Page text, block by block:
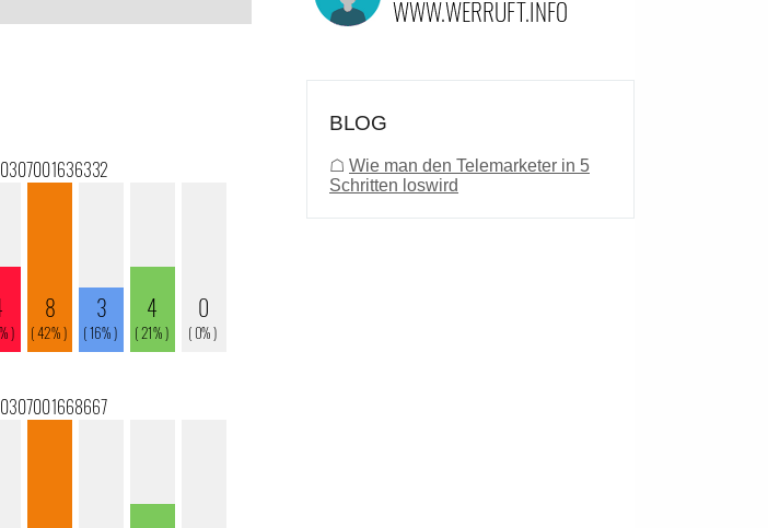
BLOG
☖ Wie man den Telemarketer in 5
Schritten loswird